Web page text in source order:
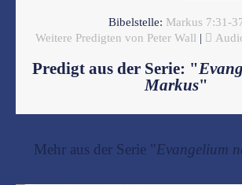
Bibelstelle: Markus 7:31-
Weitere Predigten von Peter Wall |
Predigt aus der Serie: "
Markus"
Mehr aus der Serie "Evangelium